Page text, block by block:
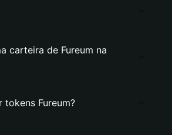
carteira de Fureum na
tokens Fureum?